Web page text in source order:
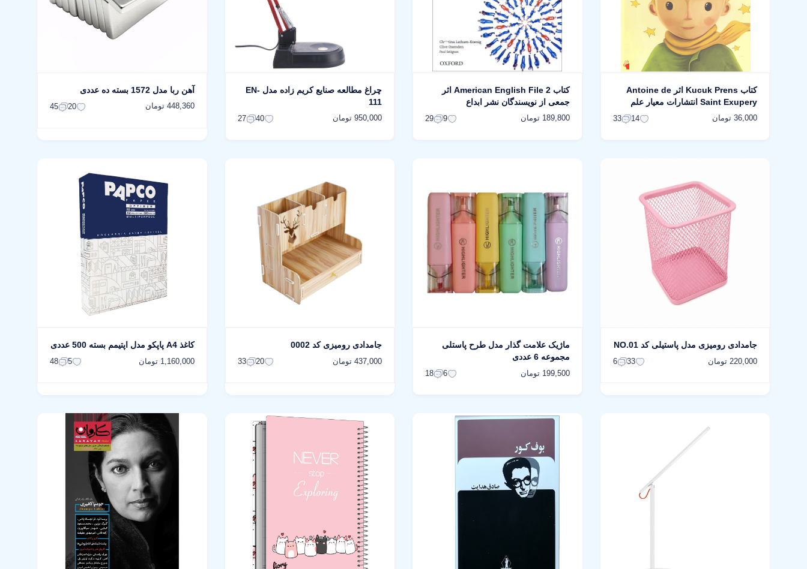
کتاب Kucuk Prens اثر Antoine de
Saint Exupery انتشارات معیار علم
36,000 تومان 14
33
کتاب American English File 2 اثر
جمعی از نویسندگان نشر ابداع
189,800 تومان 9
29
چراغ مطالعه صنایع کریم زاده مدل EN-
111
950,000 تومان 40
27
آهن ربا مدل 1572 بسته ده عددی
448,360 تومان 20
45
جامدادی رومیزی مدل پاستیلی کد NO.01
220,000 تومان 33
6
ماژیک علامت گذار مدل طرح پاستلی
مجموعه 6 عددی
199,500 تومان 6
18
جامدادی رومیزی کد 0002
437,000 تومان 20
33
کاغذ A4 پاپکو مدل اپتیمم بسته 500 عددی
1,160,000 تومان 5
48